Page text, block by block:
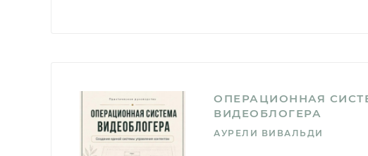
ОПЕРАЦИОННАЯ
ВИДЕОБЛОГЕРА
АУРЕЛИ ВИВАЛЬДИ